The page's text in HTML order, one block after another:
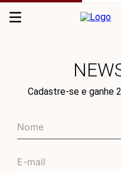
Cadastre-se e ganhe